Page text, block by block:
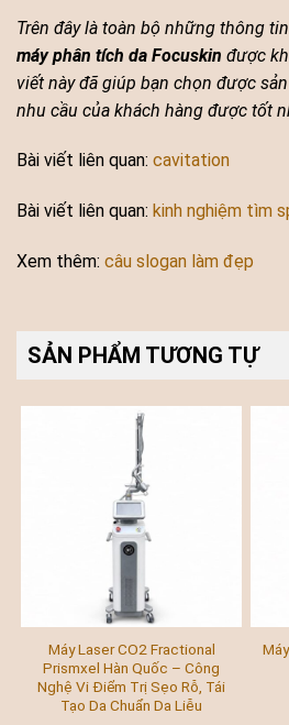
Trên đây là toàn bộ những thông
máy phân tích da Focuskin được
viết này đã giúp bạn chọn được
nhu cầu của khách hàng được tốt
Bài viết liên quan: cavitation
Bài viết liên quan: kinh nghiệm tìm
Xem thêm: câu slogan làm đẹp
SẢN PHẨM TƯƠNG TỰ
Máy Laser CO2 Fractional
Prismxel Hàn Quốc – Công
Nghệ Vi Điểm Trị Sẹo Rỗ, Tái
Tạo Da Chuẩn Da Liễu